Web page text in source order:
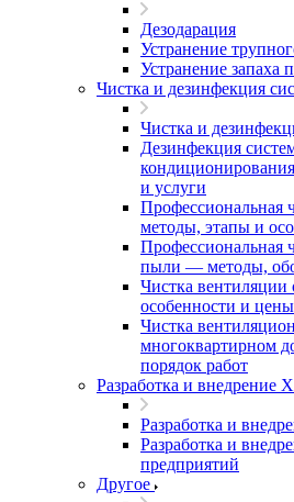
Дезодарация
Устранение
Устранение запаха
Чистка и дезинфекция
Чистка и
Дезинфекция
и услуги
Профессиональная
методы, этапы и
Профессиональная
пыли — методы,
Чистка
особенности и цены
Чистка
многоквартирном
порядок работ
Разработка и
Разработка и
Разработка и
предприятий
Другое